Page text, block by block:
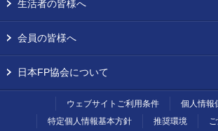
生活者の皆様へ
会員の皆様へ
日本FP協会について
ウェブサイトご利用条件
個人情報
特定個人情報基本方針
推奨環境